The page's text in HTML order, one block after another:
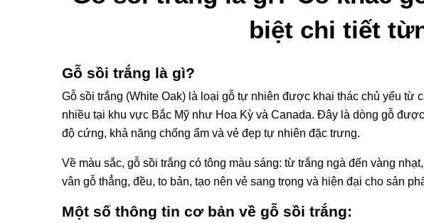
biệt chi tiết
Gỗ sồi trắng là gì?
Gỗ sồi trắng (White Oak) là loại gỗ tự nhiên được khai thác chủ yếu từ
nhiều tại khu vực Bắc Mỹ như Hoa Kỳ và Canada. Đây là dòng gỗ
độ cứng, khả năng chống ẩm và vẻ đẹp tự nhiên đặc trưng.
Về màu sắc, gỗ sồi trắng có tông màu sáng: từ trắng ngà đến vàng
vân gỗ thẳng, đều, to bản, tạo nên vẻ sang trọng và hiện đại cho sản
Một số thông tin cơ bản về gỗ sồi trắng: